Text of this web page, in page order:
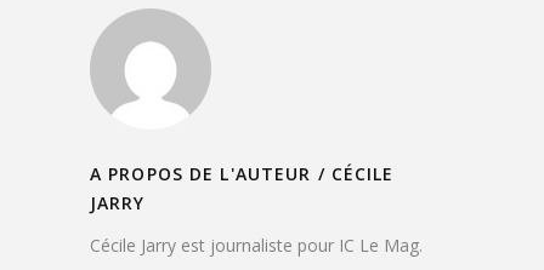
A PROPOS DE L'AUTEUR / CÉCILE
JARRY
Cécile Jarry est journaliste pour IC Le Mag.